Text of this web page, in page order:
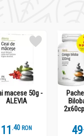
macese 50g -
ALEVIA
11 .4 RON 49.